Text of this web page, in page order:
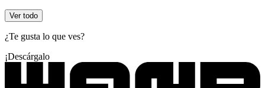
Ver todo
¿Te gusta lo que ves?
¡Descárgalo